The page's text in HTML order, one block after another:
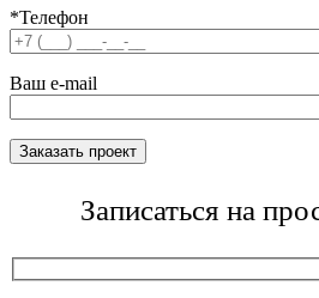
*Телефон
Ваш e-mail
Записаться на